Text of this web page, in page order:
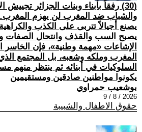
(30) رفقاً بأبناء وبنات الجزائر تجييش
والشباب ضد المغرب لن يهزم
يصنع أجيالاً تتربى على الكذب
يصبح السب والقذف وانتحال الصفات
الإشاعات «مهمة وطنية»، فإن
المغرب وملكه وشعبه، بل المجتمع
السلوكيات في أبنائه ثم ينتظر منهم
يكونوا مواطنين صادقين ومستقيمين
بوشعيب حمراوي
2026 / 8 / 9
حقوق الاطفال والشبيبة